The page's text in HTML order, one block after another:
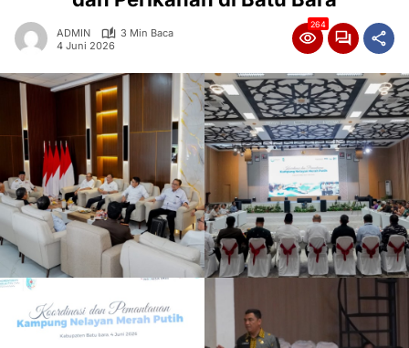
ADMIN
3 Min Baca
4 Juni 2026
264